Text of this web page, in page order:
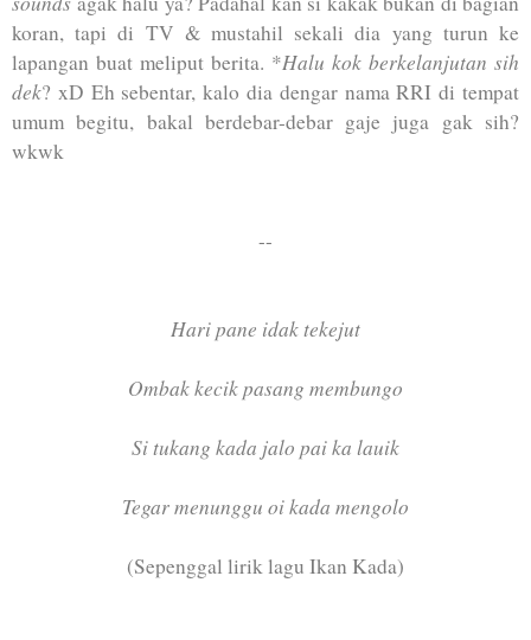
koran, tapi di TV & mustahil sekali dia yang turun ke
lapangan buat meliput berita. *Halu kok berkelanjutan sih
dek? xD Eh sebentar, kalo dia dengar nama RRI di tempat
umum begitu, bakal berdebar-debar gaje juga gak sih?
wkwk
--
Hari pane idak tekejut
Ombak kecik pasang membungo
Si tukang kada jalo pai ka lauik
Tegar menunggu oi kada mengolo
(Sepenggal lirik lagu Ikan Kada)